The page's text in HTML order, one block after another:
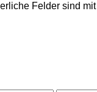
Felder sind mit